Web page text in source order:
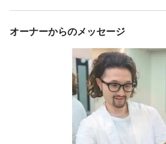
◆売上手当
◆海外研修
◆基本給+「歩合」
続きを見る
経験者歓迎 アットホーム
◆海外研修
経験者歓迎 アットホーム
オーナーからのメッセージ